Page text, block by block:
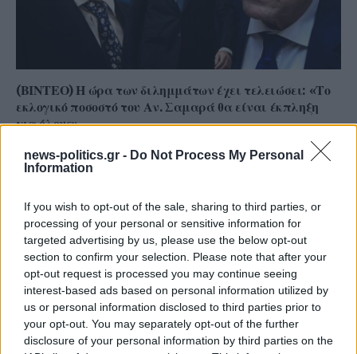
news-politics.gr - Do Not Process My Personal
Information
If you wish to opt-out of the sale, sharing to third parties, or
processing of your personal or sensitive information for
targeted advertising by us, please use the below opt-out
section to confirm your selection. Please note that after your
opt-out request is processed you may continue seeing
interest-based ads based on personal information utilized by
us or personal information disclosed to third parties prior to
your opt-out. You may separately opt-out of the further
disclosure of your personal information by third parties on the
(ΒΙΝΤΕΟ) Η ώρα των διλημμάτων έχει τελειώσει: «Το
εκλογικό ποσοστό του Αν. Σαμαρά θα είναι έκπληξη
για όλους»